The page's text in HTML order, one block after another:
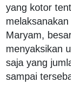
yang kotor
Maryam,
menyaksikan
saja yang
sampai